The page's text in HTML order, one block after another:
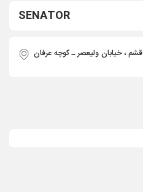
SENATOR
قشم ، خیابان ولیعصر ـ کوچه عرفان